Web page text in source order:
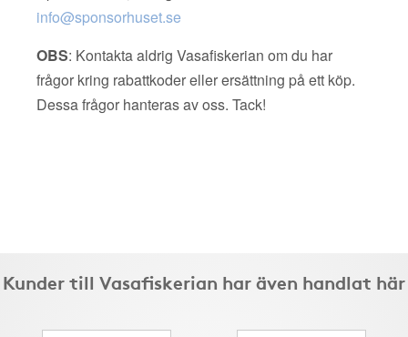
info@sponsorhuset.se
OBS: Kontakta aldrig Vasafiskerian om du har
frågor kring rabattkoder eller ersättning på ett köp.
Dessa frågor hanteras av oss. Tack!
Kunder till Vasafiskerian har även handlat här